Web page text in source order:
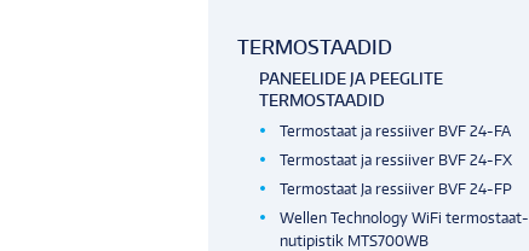
TERMOSTAADID
PANEELIDE JA PEEGLITE
TERMOSTAADID
Termostaat ja ressiiver BVF 24-FA
Termostaat ja ressiiver BVF 24-FX
Termostaat Ja ressiiver BVF 24-FP
Wellen Technology WiFi termostaat-
nutipistik MTS700WB